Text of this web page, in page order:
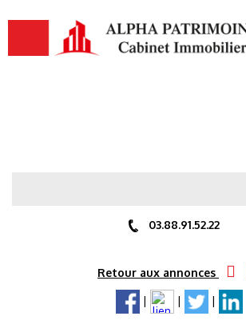
PRÉSENTATION
03.88.91.52.22
Retour aux annonces
| | |